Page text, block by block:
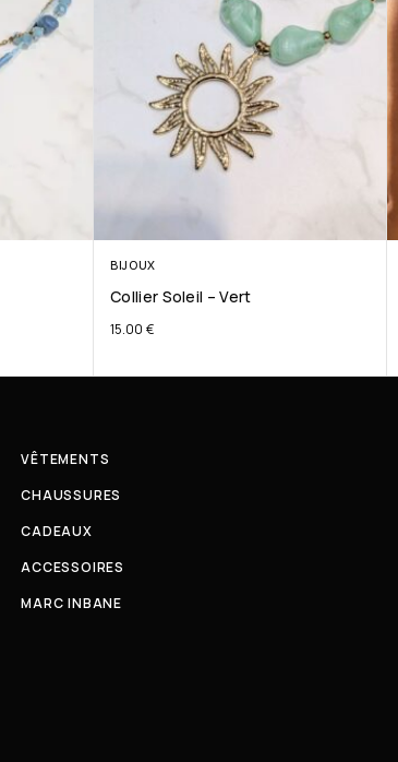
BIJOUX
Collier Soleil – Vert
15.00 €
VÊTEMENTS
CHAUSSURES
CADEAUX
ACCESSOIRES
MARC INBANE